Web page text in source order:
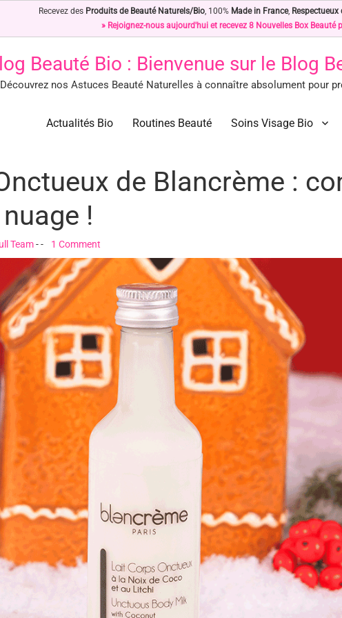
Recevez des Produits de Beauté Naturels/Bio, 100% Made in France,
» Rejoignez-nous aujourd'hui et recevez 8 Nouvelles Box Beauté
Beauté Bio : Bienvenue sur le Blog
Découvrez nos Astuces Beauté Naturelles à connaître absolument pour
: Notre Top des Astuces Beauté
de Beauté Bio & Naturels à connaître absolument pour prendre soin de votre
Actualités Bio Routines Beauté Soins Visage Bio
de Blancrème :
!
Team-- 1 Comment